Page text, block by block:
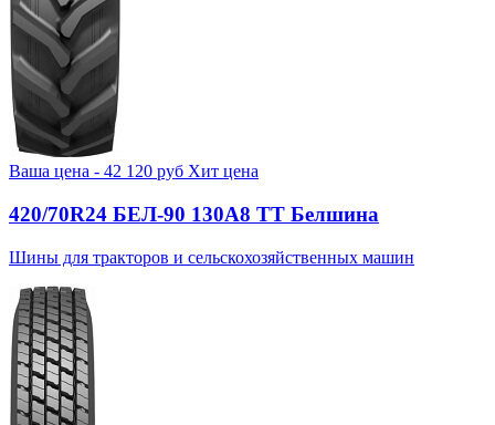
Ваша цена - 42 120 руб Хит цена
420/70R24 БЕЛ-90 130А8 TT Белшина
Шины для тракторов и сельскохозяйственных машин